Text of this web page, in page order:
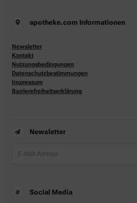
apotheke.com Informationen
Newsletter
Kontakt
Nutzungsbedingungen
Datenschutzbestimmungen
Impressum
Barrierefreiheitserklärung
Newsletter
Social Media